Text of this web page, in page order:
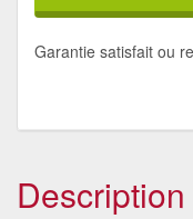
Garantie satisfait ou